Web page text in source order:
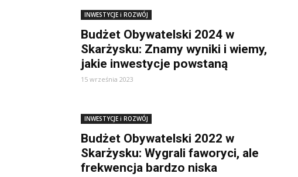
INWESTYCJE i ROZWÓJ
Budżet Obywatelski 2024 w
Skarżysku: Znamy wyniki i wiemy,
jakie inwestycje powstaną
15 września 2023
INWESTYCJE i ROZWÓJ
Budżet Obywatelski 2022 w
Skarżysku: Wygrali faworyci, ale
frekwencja bardzo niska